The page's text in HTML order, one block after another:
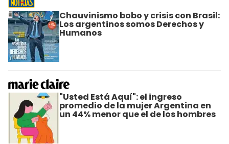
Chauvinismo bobo y crisis con Brasil:
Los argentinos somos Derechos y
Humanos
"Usted Está Aquí": el ingreso
promedio de la mujer Argentina en
un 44% menor que el de los hombres